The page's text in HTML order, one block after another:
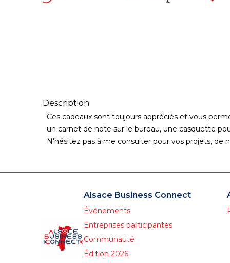
Description
Ces cadeaux sont toujours appréciés et vous
un carnet de note sur le bureau, une casquette
N'hésitez pas à me consulter pour vos projets, de
Alsace Business Connect
Événements
Entreprises participantes
Communauté
Édition 2026